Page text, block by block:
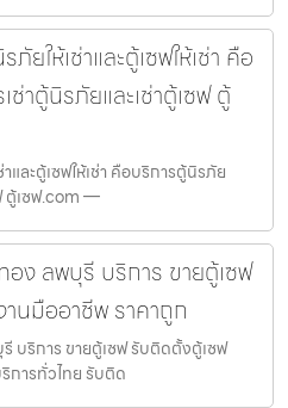
ยให้เช่าและตู้เซฟให้เช่า คือ
าตู้นิรภัยและเช่าตู้เซฟ ตู้
และตู้เซฟให้เช่า คือบริการตู้นิรภัย
ตู้เซฟ.com —
ง ลพบุรี บริการ ขายตู้เซฟ
นมืออาชีพ ราคาถูก
บริการ ขายตู้เซฟ รับติดตั้งตู้เซฟ
การทั่วไทย รับติด